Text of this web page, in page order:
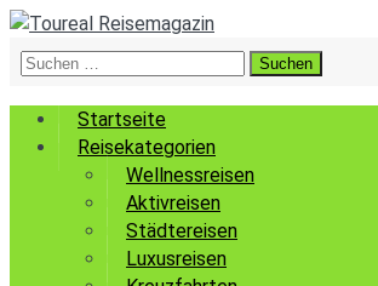
Suchen
Startseite
Reisekategorien
Wellnessreisen
Aktivreisen
Städtereisen
Luxusreisen